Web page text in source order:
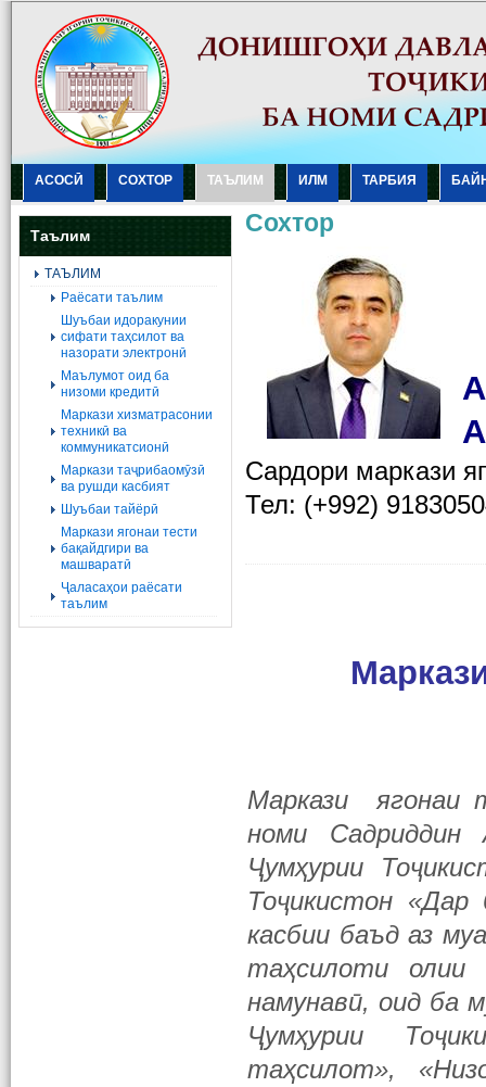
АСОСӢ СОХТОР ТАЪЛИМ ИЛМ ТАРБИЯ
Таълим
ТАЪЛИМ
Раёсати таълим
Шуъбаи идоракунии
сифати таҳсилот ва
назорати электронӣ
Маълумот оид ба
низоми кредитӣ
Маркази хизматрасонии
техникӣ ва
коммуникатсионӣ
Маркази таҷрибаомӯзӣ
ва рушди касбият
Шуъбаи тайёрӣ
Маркази ягонаи тести
бақайдгири ва
машваратӣ
Ҷаласаҳои раёсати
таълим
Сохтор
Cардори маркази
Тел: (+992)
Маркази ягонаи
номи Садриддин
Ҷумҳурии
Тоҷикистон
касбии баъд аз
таҳсилоти олии
намунавӣ, оид ба
Ҷумҳурии
таҳсилот»,